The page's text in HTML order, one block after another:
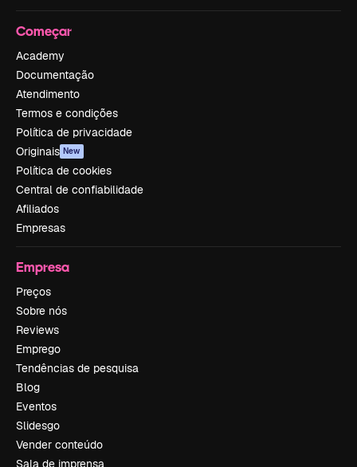
Começar
Academy
Documentação
Atendimento
Termos e condições
Política de privacidade
Originais New
Política de cookies
Central de confiabilidade
Afiliados
Empresas
Empresa
Preços
Sobre nós
Reviews
Emprego
Tendências de pesquisa
Blog
Eventos
Slidesgo
Vender conteúdo
Sala de imprensa